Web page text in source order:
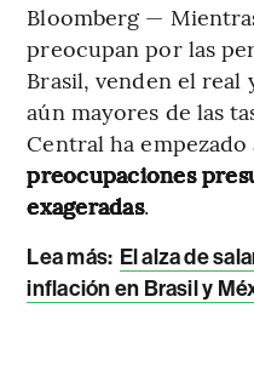
Bloomberg —
preocupan por las
Brasil, venden el real
aún mayores de las
Central ha empezado
preocupaciones
exageradas.
Lea más: El alza de
inflación en Brasil y